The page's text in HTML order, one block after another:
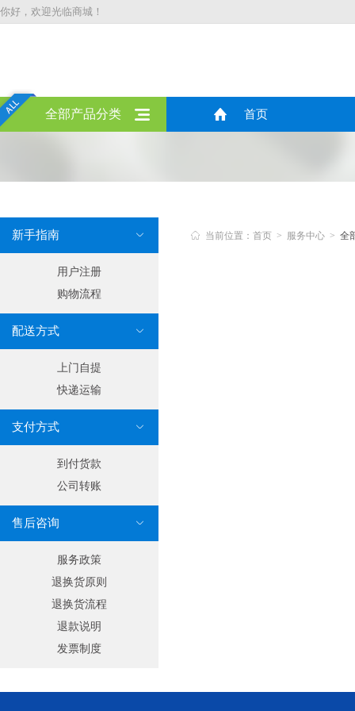
你好，欢迎光临商城！
全部产品分类 首页

新手指南
用户注册
购物流程

配送方式
上门自提
快递运输

支付方式
到付货款
公司转账

售后咨询
服务政策
退换货原则
退换货流程
退款说明
发票制度
 当前位置：首页 > 服务中心 > 全